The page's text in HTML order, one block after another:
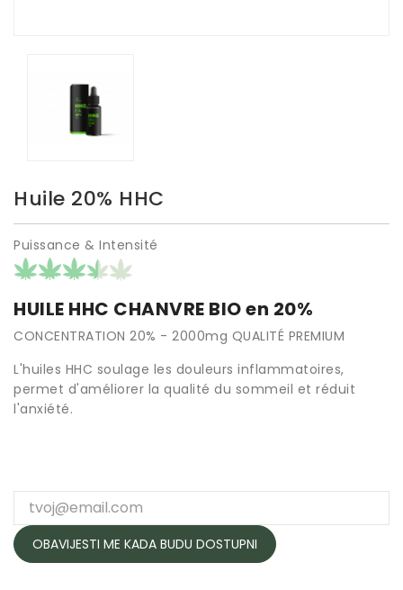
Huile 20% HHC
Puissance & Intensité
HUILE HHC CHANVRE BIO en 20%
CONCENTRATION 20% - 2000mg QUALITÉ PREMIUM
L'huiles HHC soulage les douleurs inflammatoires,
permet d'améliorer la qualité du sommeil et réduit
l'anxiété.
OBAVIJESTI ME KADA BUDU DOSTUPNI